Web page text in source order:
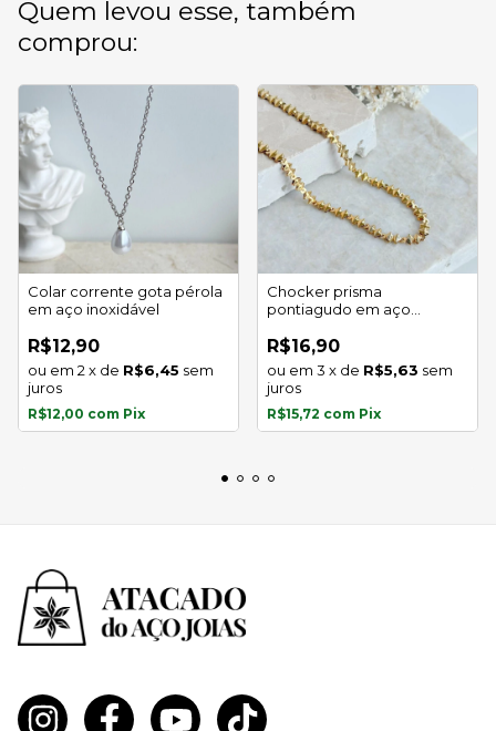
Quem levou esse, também
comprou:
Colar corrente gota pérola
em aço inoxidável
R$12,90
2 x de R$6,45 sem
juros
R$12,00 com Pix
Chocker prisma
pontiagudo em aço
R$16,90
3 x de R$5,63 sem
juros
R$15,72 com Pix